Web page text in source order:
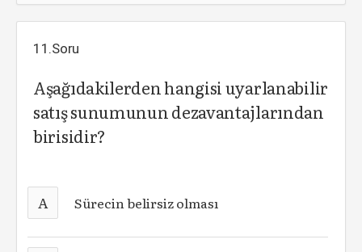
11.Soru
Aşağıdakilerden hangisi uyarlanabilir
satış sunumunun dezavantajlarından
birisidir?
A Sürecin belirsiz olması